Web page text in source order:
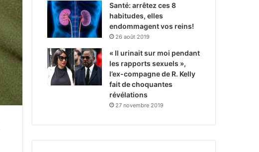
Santé: arrêtez ces 8
habitudes, elles
endommagent vos reins!
26 août 2019
« Il urinait sur moi pendant
les rapports sexuels »,
l’ex-compagne de R. Kelly
fait de choquantes
révélations
27 novembre 2019